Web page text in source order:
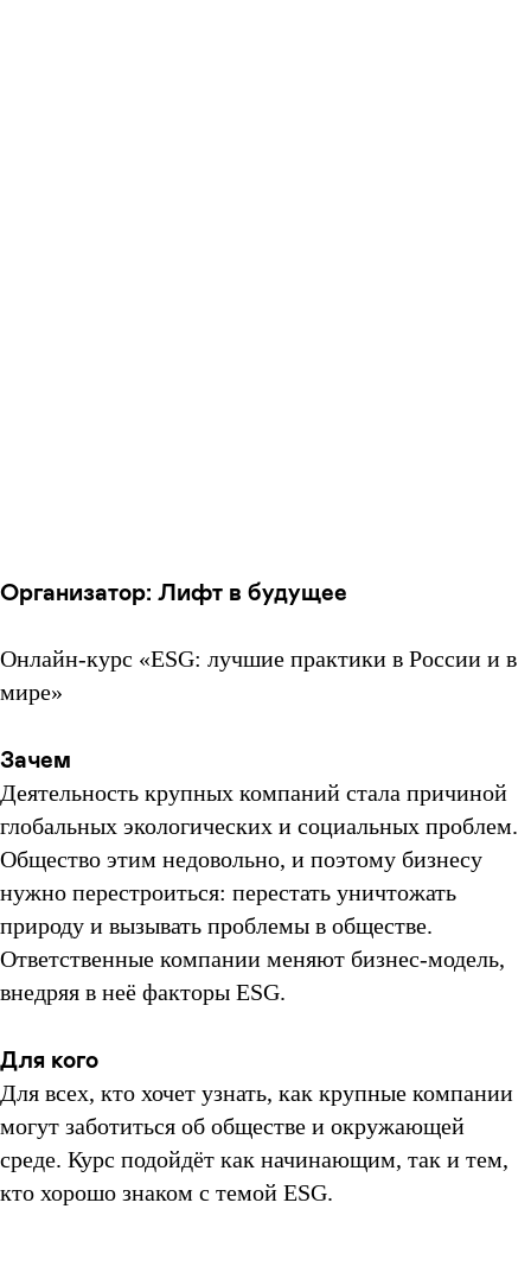
Организатор: Лифт в будущее
Онлайн-курс «ESG: лучшие практики в России и в
мире»
Зачем
Деятельность крупных компаний стала причиной
глобальных экологических и социальных проблем.
Общество этим недовольно, и поэтому бизнесу
нужно перестроиться: перестать уничтожать
природу и вызывать проблемы в обществе.
Ответственные компании меняют бизнес-модель,
внедряя в неё факторы ESG.
Для кого
Для всех, кто хочет узнать, как крупные компании
могут заботиться об обществе и окружающей
среде. Курс подойдёт как начинающим, так и тем,
кто хорошо знаком с темой ESG.